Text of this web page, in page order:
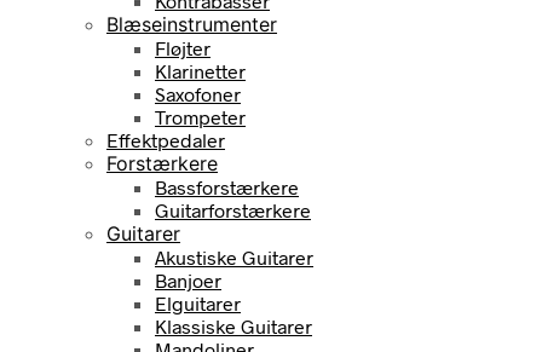
Blæseinstrumenter
Fløjter
Klarinetter
Saxofoner
Trompeter
Effektpedaler
Forstærkere
Bassforstærkere
Guitarforstærkere
Guitarer
Akustiske Guitarer
Banjoer
Elguitarer
Klassiske Guitarer